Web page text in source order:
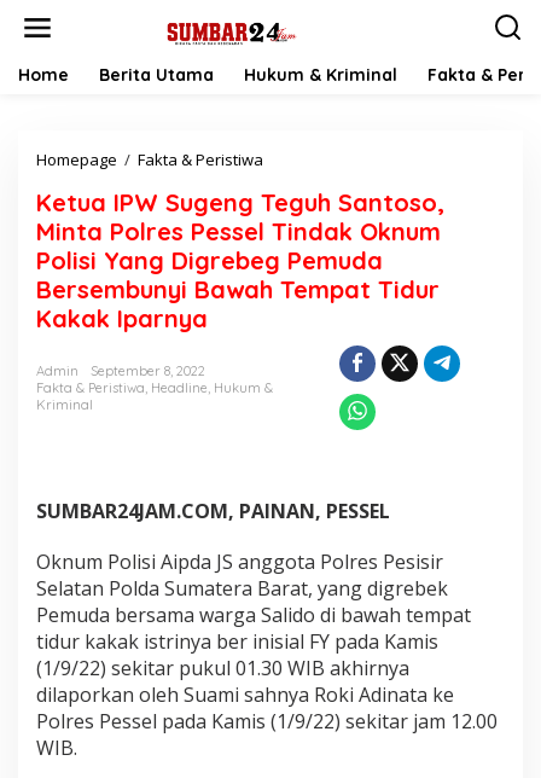
Home Berita Utama Hukum & Kriminal Fakta &
Homepage / Fakta & Peristiwa
t
u
I
P
e
g
S
a
n
t
o
s
o
,
Ketua IPW Sugeng Teguh Santoso,
Minta Polres Pessel Tindak Oknum
Polisi Yang Digrebeg Pemuda
Bersembunyi Bawah Tempat Tidur
Kakak Iparnya
Admin
September 8, 2022
Fakta & Peristiwa, Headline, Hukum &
Kriminal
SUMBAR24JAM.COM, PAINAN, PESSEL
Oknum Polisi Aipda JS anggota Polres Pesisir
Selatan Polda Sumatera Barat, yang digrebek
Pemuda bersama warga Salido di bawah tempat
tidur kakak istrinya ber inisial FY pada Kamis
(1/9/22) sekitar pukul 01.30 WIB akhirnya
dilaporkan oleh Suami sahnya Roki Adinata ke
Polres Pessel pada Kamis (1/9/22) sekitar jam 12.00
WIB.